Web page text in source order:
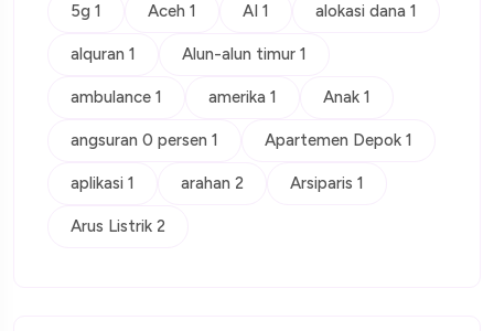
5g 1 Aceh 1 AI 1 alokasi dana 1
alquran 1 Alun-alun timur 1
ambulance 1 amerika 1 Anak 1
angsuran 0 persen 1 Apartemen Depok 1
aplikasi 1 arahan 2 Arsiparis 1
Arus Listrik 2